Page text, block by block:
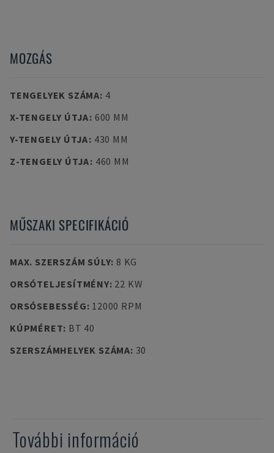
MOZGÁS
TENGELYEK SZÁMA: 4
X-TENGELY ÚTJA: 600 MM
Y-TENGELY ÚTJA: 430 MM
Z-TENGELY ÚTJA: 460 MM
MŰSZAKI SPECIFIKÁCIÓ
MAX. SZERSZÁM SÚLY: 8 KG
ORSÓTELJESÍTMÉNY: 22 KW
ORSÓSEBESSÉG: 12000 RPM
KÚPMÉRET: BT 40
SZERSZÁMHELYEK SZÁMA: 30
További információ